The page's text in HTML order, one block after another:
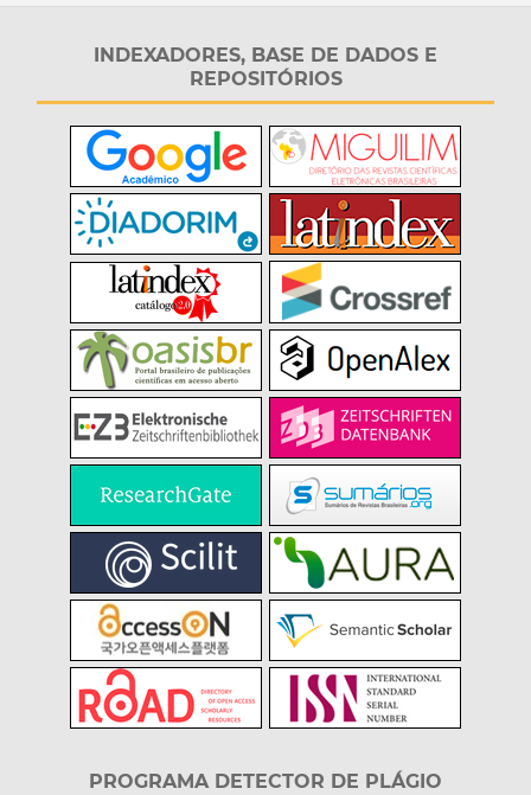
INDEXADORES, BASE DE DADOS E
REPOSITÓRIOS
PROGRAMA DETECTOR DE PLÁGIO